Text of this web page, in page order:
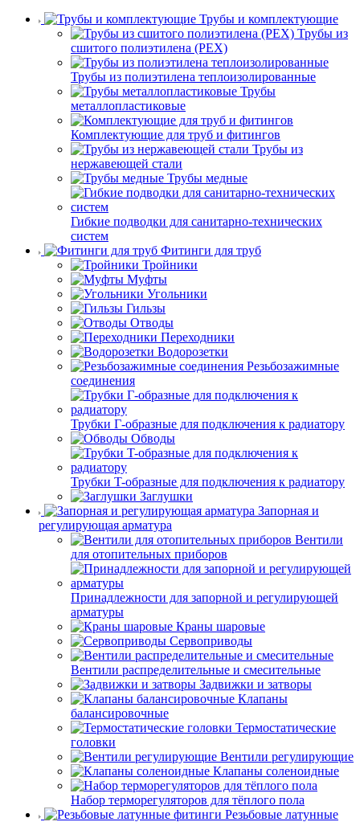
Трубы и комплектующие
Трубы из
сшитого полиэтилена (PEX)
Трубы из полиэтилена теплоизолированные
Трубы
металлопластиковые
Комплектующие для труб и фитингов
Трубы из
нержавеющей стали
Трубы медные
Гибкие подводки для санитарно-технических
систем
Фитинги для труб
Тройники
Муфты
Угольники
Гильзы
Отводы
Переходники
Водорозетки
Резьбозажимные
соединения
Трубки Г-образные для подключения к радиатору
Обводы
Трубки T-образные для подключения к радиатору
Заглушки
Запорная и
регулирующая арматура
Вентили
для отопительных приборов
Принадлежности для запорной и регулирующей
арматуры
Краны шаровые
Сервоприводы
Вентили распределительные и смесительные
Задвижки и затворы
Клапаны
балансировочные
Термостатические
головки
Вентили регулирующие
Клапаны соленоидные
Набор терморегуляторов для тёплого пола
Резьбовые латунные